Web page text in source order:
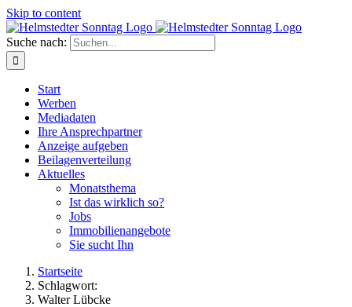
Skip to content
Suche nach:
Start
Werben
Mediadaten
Ihre Ansprechpartner
Anzeige aufgeben
Beilagenverteilung
Aktuelles
Monatsthema
Ist das wirklich so?
Jobs
Immobilienangebote
Sie sucht Ihn
Startseite
Schlagwort:
Walter Lübcke